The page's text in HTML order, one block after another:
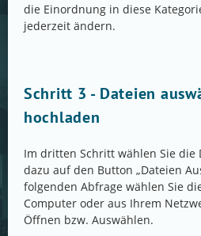
die Einordnung in diese
jederzeit ändern.
Schritt 3 - Dateien
hochladen
Im dritten Schritt wählen Sie die
dazu auf den Button „Dateien
folgenden Abfrage wählen Sie
Computer oder aus Ihrem
Öffnen bzw. Auswählen.